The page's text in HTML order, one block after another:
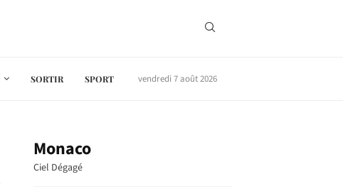
SORTIR SPORT vendredi 7 août 2026
Monaco
Ciel Dégagé